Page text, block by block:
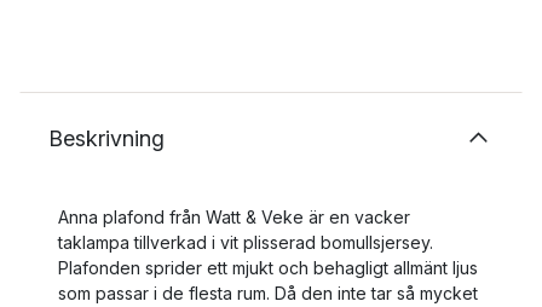
Beskrivning
Anna plafond från Watt & Veke är en vacker
taklampa tillverkad i vit plisserad bomullsjersey.
Plafonden sprider ett mjukt och behagligt allmänt ljus
som passar i de flesta rum. Då den inte tar så mycket